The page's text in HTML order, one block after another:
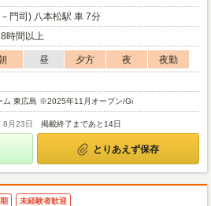
門司) 八本松駅 車 7分
時間以上
昼 夕方 夜
夜勤
ム 東広島 ※2025年11月オープン/Gi
8月23日 掲載終了まであと14日
とりあえず保存
未経験者歓迎